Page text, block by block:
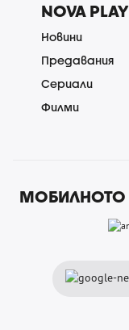
NOVA PLAY
Новини
Предавания
Сериали
Филми
МОБИЛНОТО